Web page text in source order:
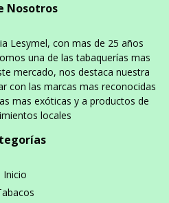
Nosotros
Lesymel, con mas de 25 años
una de las tabaquerías mas
mercado, nos destaca nuestra
con las marcas mas reconocidas
mas exóticas y a productos de
locales
Inicio